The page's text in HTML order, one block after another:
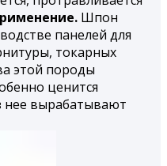
Шпон
панелей для
токарных
этой породы
ценится
нее вырабатывают